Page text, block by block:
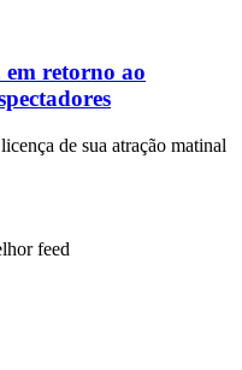
retorno ao
de sua atração matinal
feed